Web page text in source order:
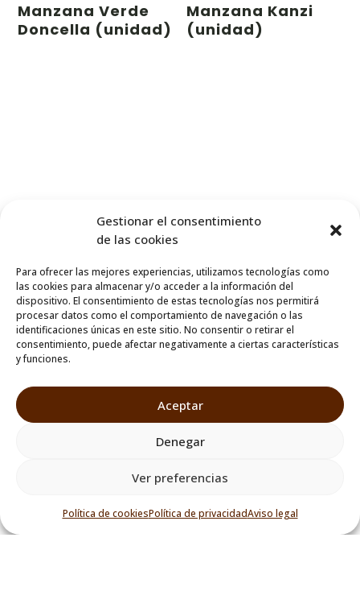
Gestionar el consentimiento
de las cookies
Para ofrecer las mejores experiencias, utilizamos tecnologías como
las cookies para almacenar y/o acceder a la información del
dispositivo. El consentimiento de estas tecnologías nos permitirá
procesar datos como el comportamiento de navegación o las
identificaciones únicas en este sitio. No consentir o retirar el
consentimiento, puede afectar negativamente a ciertas características
y funciones.
Aceptar
Denegar
Ver preferencias
Política de cookiesPolítica de privacidadAviso legal
Manzana Verde
Doncella (unidad)
Manzana Kanzi
(unidad)
1,12€